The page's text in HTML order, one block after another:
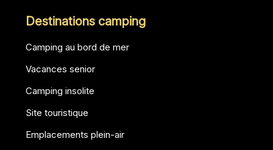
Destinations camping
Camping au bord de mer
Vacances senior
Camping insolite
Site touristique
Emplacements plein-air